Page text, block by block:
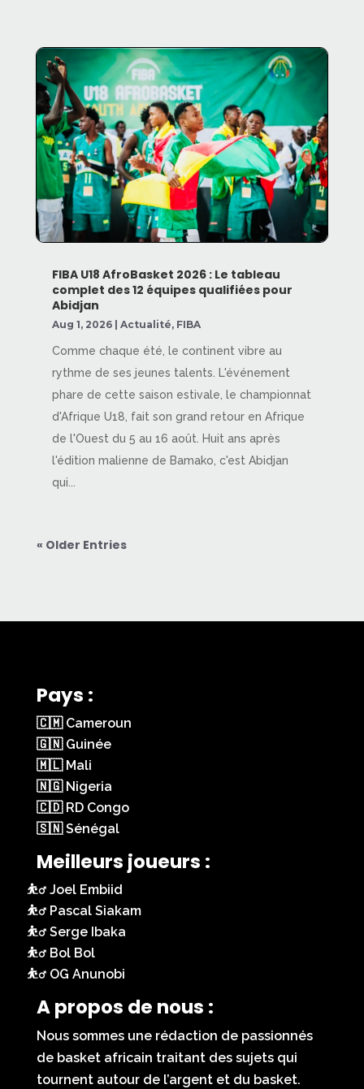
FIBA U18 AfroBasket 2026 : Le tableau
complet des 12 équipes qualifiées pour
Abidjan
Aug 1, 2026| Actualité, FIBA
Comme chaque été, le continent vibre au
rythme de ses jeunes talents. L'événement
phare de cette saison estivale, le championnat
d'Afrique U18, fait son grand retour en Afrique
de l'Ouest du 5 au 16 août. Huit ans après
l'édition malienne de Bamako, c'est Abidjan
qui...
« Older Entries
Pays :
🇨🇲 Cameroun
🇬🇳 Guinée
🇲🇱 Mali
🇳🇬 Nigeria
🇨🇩 RD Congo
🇸🇳 Sénégal
Meilleurs joueurs :
Joel Embiid
Pascal Siakam
Serge Ibaka
Bol Bol
OG Anunobi
A propos de nous :
Nous sommes une rédaction de passionnés
de basket africain traitant des sujets qui
tournent autour de l’argent et du basket.